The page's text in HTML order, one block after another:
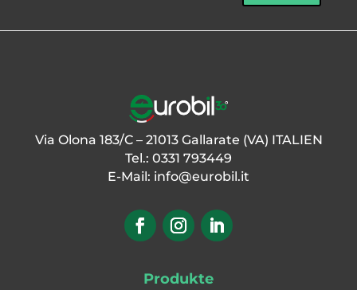
Via Olona 183/C – 21013 Gallarate (VA) ITALIEN
Tel.: 0331 793449
E-Mail: info@eurobil.it
Produkte